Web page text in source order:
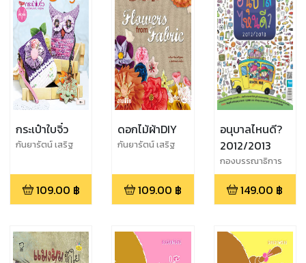
กระเป๋าใบจิ๋ว
กันยารัตน์ เสริฐ
109.00 ฿
ดอกไม้ผ้าDIY
กันยารัตน์ เสริฐ
109.00 ฿
อนุบาลไหนดี?
2012/2013
กองบรรณาธิการ
การศึกษาวันนี้
149.00 ฿